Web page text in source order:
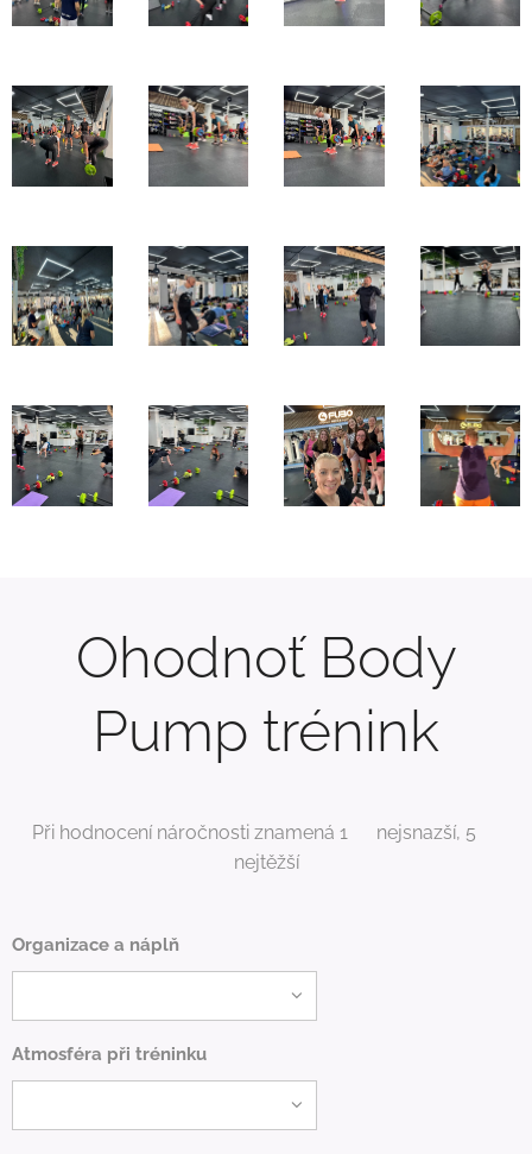
Ohodnoť Body
Pump trénink
Při hodnocení náročnosti znamená 1⭐ nejsnazší, 5⭐
nejtěžší
Organizace a náplň
Atmosféra při tréninku